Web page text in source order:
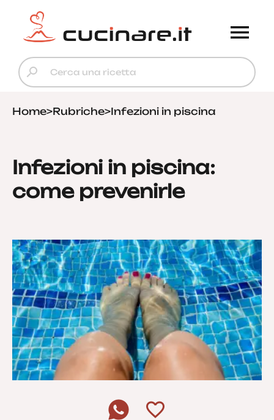
Home>Rubriche>Infezioni in piscina
Infezioni in piscina:
come prevenirle